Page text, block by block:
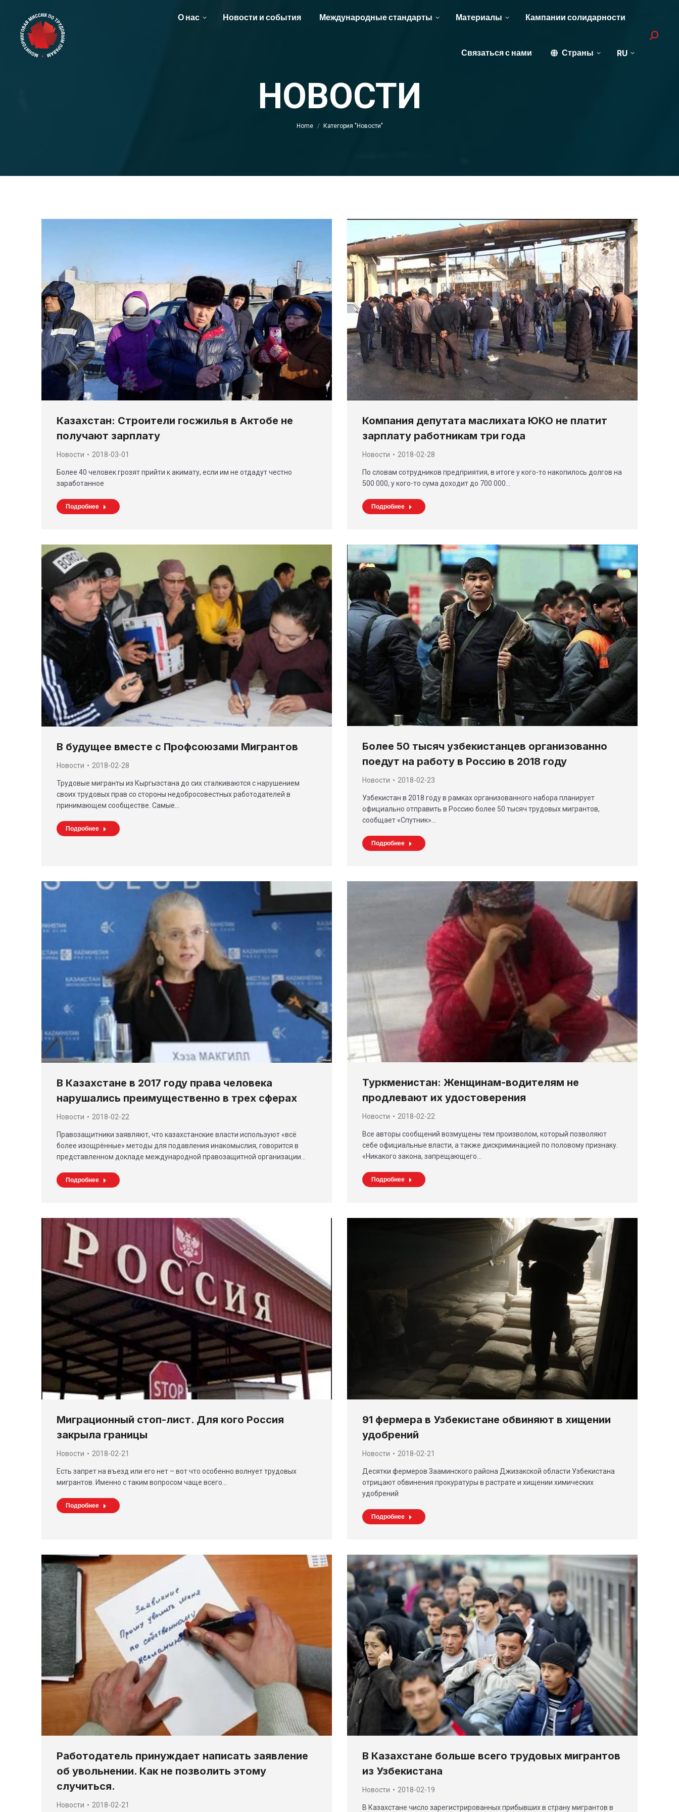
О нас Новости и события Международные стандарты Материалы Кампании солидарности
Связаться с нами Страны RU
Search:
НОВОСТИ
You are here:
Home Категория "Новости"
Казахстан: Строители госжилья в Актобе не
получают зарплату
Новости 2018-03-01
Более 40 человек грозят прийти к акимату, если им не отдадут честно
заработанное
Подробнее
Компания депутата маслихата ЮКО не платит
зарплату работникам три года
Новости 2018-02-28
По словам сотрудников предприятия, в итоге у кого-то накопилось долгов на
500 000, у кого-то сума доходит до 700 000…
Подробнее
В будущее вместе с Профсоюзами Мигрантов
Новости 2018-02-28
Трудовые мигранты из Кыргызстана до сих сталкиваются с нарушением
своих трудовых прав со стороны недобросовестных работодателей в
принимающем сообществе. Самые…
Подробнее
Более 50 тысяч узбекистанцев организованно
поедут на работу в Россию в 2018 году
Новости 2018-02-23
Узбекистан в 2018 году в рамках организованного набора планирует
официально отправить в Россию более 50 тысяч трудовых мигрантов,
сообщает «Спутник»…
Подробнее
В Казахстане в 2017 году права человека
нарушались преимущественно в трех сферах
Новости 2018-02-22
Правозащитники заявляют, что казахстанские власти используют «всё
более изощрённые» методы для подавления инакомыслия, говорится в
представленном докладе международной правозащитной организации…
Подробнее
Туркменистан: Женщинам-водителям не
продлевают их удостоверения
Новости 2018-02-22
Все авторы сообщений возмущены тем произволом, который позволяют
себе официальные власти, а также дискриминацией по половому признаку.
«Никакого закона, запрещающего…
Подробнее
Миграционный стоп-лист. Для кого Россия
закрыла границы
Новости 2018-02-21
Есть запрет на въезд или его нет – вот что особенно волнует трудовых
мигрантов. Именно с таким вопросом чаще всего…
Подробнее
91 фермера в Узбекистане обвиняют в хищении
удобрений
Новости 2018-02-21
Десятки фермеров Зааминского района Джизакской области Узбекистана
отрицают обвинения прокуратуры в растрате и хищении химических
удобрений
Подробнее
Работодатель принуждает написать заявление
об увольнении. Как не позволить этому
случиться.
Новости 2018-02-21
В Казахстане больше всего трудовых мигрантов
из Узбекистана
Новости 2018-02-19
В Казахстане число зарегистрированных прибывших в страну мигрантов в